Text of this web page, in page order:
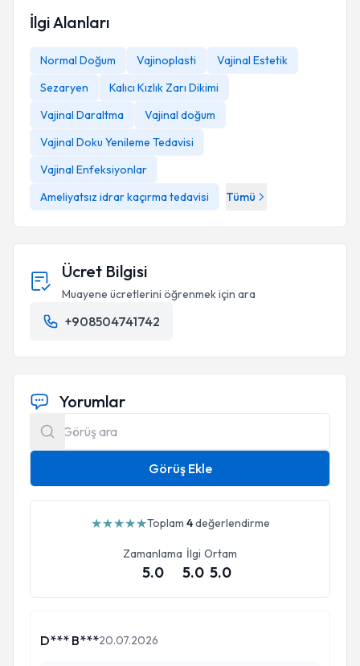
İlgi Alanları
Normal Doğum Vajinoplasti
Vajinal Estetik
Sezaryen
Kalıcı Kızlık Zarı Dikimi
Vajinal Daraltma
Vajinal doğum
Vajinal Doku Yenileme Tedavisi
Vajinal Enfeksiyonlar
Ameliyatsız idrar kaçırma tedavisi
Tümü
Ücret Bilgisi
Muayene ücretlerini öğrenmek için ara
+908504741742
Yorumlar
Görüş Ekle
★★★★★Toplam 4değerlendirme
Zamanlama
5.0
İlgi
5.0
Ortam
5.0
D*** B***20.07.2026